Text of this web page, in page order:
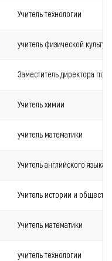
Учитель технологии
учитель физической
Заместитель директора по
Учитель химии
учитель математики
Учитель английского языка
Учитель истории и
Учитель математики
учитель технологии